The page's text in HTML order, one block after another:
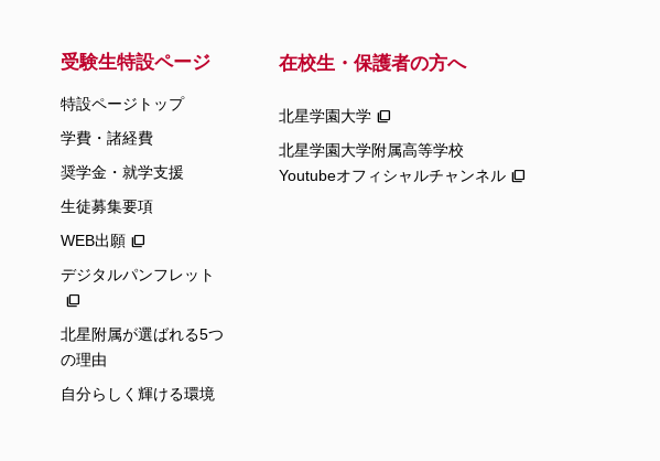
受験生特設ページ
特設ページトップ
学費・諸経費
奨学金・就学支援
生徒募集要項
WEB出願
デジタルパンフレット
北星附属が選ばれる5つ
の理由
自分らしく輝ける環境
在校生・保護者の方へ
北星学園大学
北星学園大学附属高等学校
Youtubeオフィシャルチャンネル